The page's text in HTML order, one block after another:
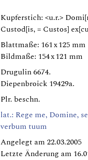
Kupferstich: <u.r.>
Custod[is, = Custos]
Blattmaße: 161 x 125 mm
Bildmaße: 154 x 121 mm
Drugulin 6674.
Diepenbroick 19429a.
Plr. beschn.
lat.: Rege me, Domine,
verbum tuum
Angelegt am 22.03.2005
Letzte Änderung am